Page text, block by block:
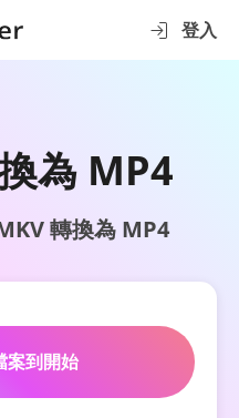
登入
為 MP4
轉換為 MP4
案到開始